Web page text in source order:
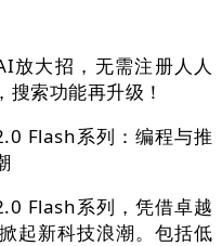
大招，无需注册人人
索功能再升级！
Flash系列：编程与推
Flash系列，凭借卓越
起新科技浪潮。包括低